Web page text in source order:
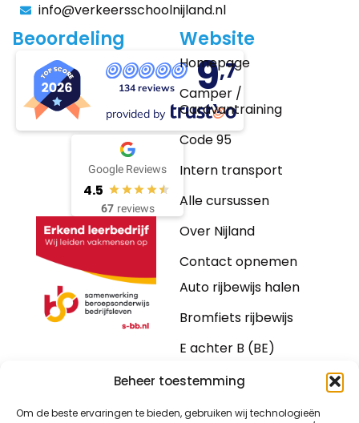
Beheer toestemming
Om de beste ervaringen te bieden, gebruiken wij technologieën
info@verkeersschoolnijland.nl
Beoordeling
134 reviews 9,7
provided by
Google Reviews
4.5
67 reviews
Website
Homepage
Camper /
Caravantraining
Code 95
Intern transport
Alle cursussen
Over Nijland
Contact opnemen
Auto rijbewijs halen
Bromfiets rijbewijs
E achter B (BE)
Motorrijbewijs
Vrachtwagen